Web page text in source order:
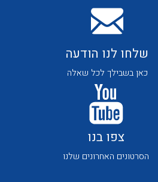
לכל מוצרי היצרן
שלחו לנו הודעה
כאן בשבילך לכל שאלה
צפו בנו
הסרטונים האחרונים שלנו